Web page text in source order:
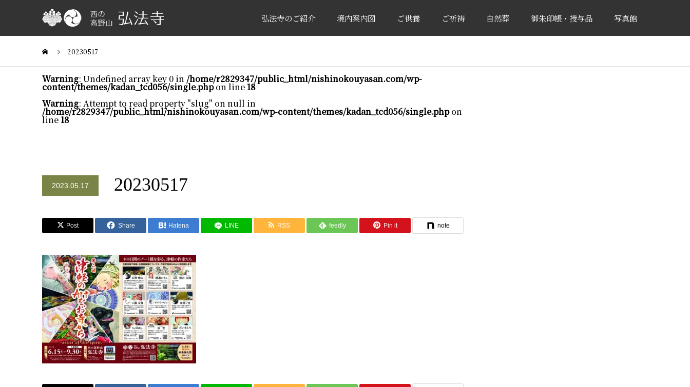
弘法寺のご紹介 境内案内図 ご供養 ご祈祷 自然葬 御朱印帳・授与品 写真館
20230517
Warning: Undefined array key 0 in /home/r2829347/public_html/nishinokouyasan.com/wp-
content/themes/kadan_tcd056/single.phpon line18
Warning: Attempt to read property "slug" on null in
/home/r2829347/public_html/nishinokouyasan.com/wp-content/themes/kadan_tcd056/single.phpon
line18
2023.05.17 20230517
Post Share Hatena LINE RSS feedly Pin it note